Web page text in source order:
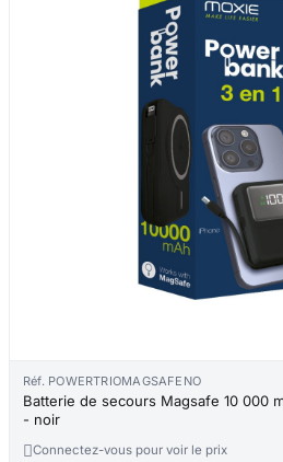
Réf. POWERTRIOMAGSAFENO
Batterie de secours Magsafe 10 000
- noir
Connectez-vous pour voir le prix